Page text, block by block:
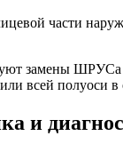
части
замены ШРУСа
всей полуоси в
и